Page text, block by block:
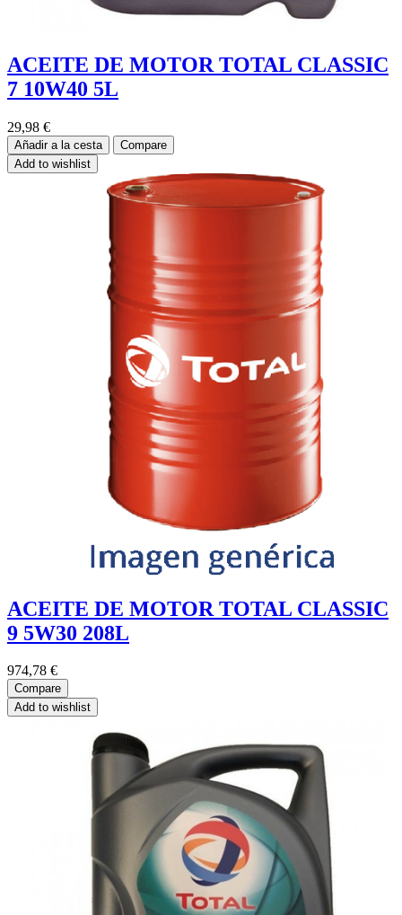
ACEITE DE MOTOR TOTAL CLASSIC
7 10W40 5L
29,98 €
Añadir a la cesta
Compare
Add to wishlist
ACEITE DE MOTOR TOTAL CLASSIC
9 5W30 208L
974,78 €
Compare
Add to wishlist